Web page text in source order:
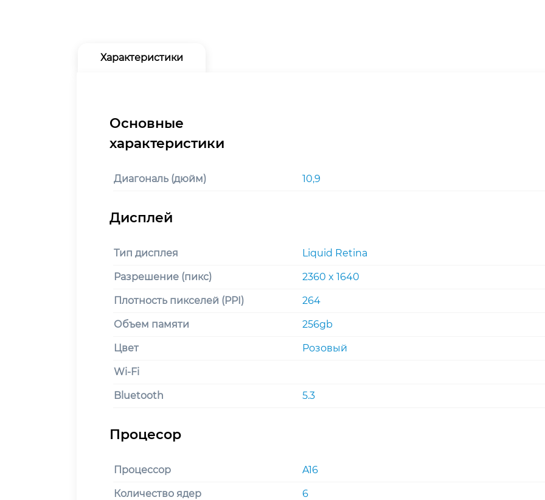
Характеристики
Диагональ (дюйм) 10,9
Тип дисплея Liquid Retina
Разрешение (пикс) 2360 x 1640
Плотность пикселей (PPI) 264
Объем памяти 256gb
Цвет Розовый
Wi-Fi
Bluetooth 5.3
Процессор A16
Количество ядер 6